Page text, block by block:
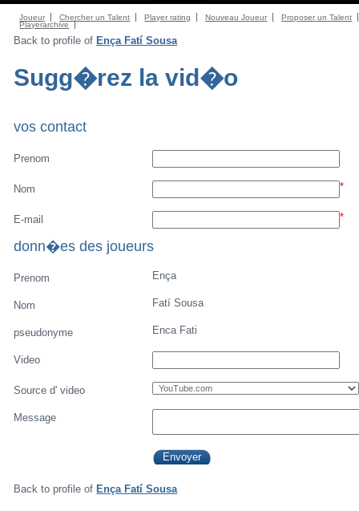
Joueur Chercher un Talent Player rating Nouveau Joueur
Proposer un Talent
Playerarchive
Back to profile of Ença Fatí Sousa
Sugg�rez la vid�o
vos contact
Prenom
Nom *
E-mail *
donn�es des joueurs
Prenom Ença
Nom Fatí Sousa
pseudonyme Enca Fati
Video
Source d' video
Message
Back to profile of Ença Fatí Sousa